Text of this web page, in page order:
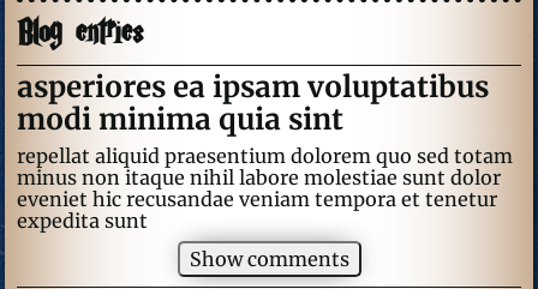
Blog entries
asperiores ea ipsam voluptatibus
modi minima quia sint
repellat aliquid praesentium dolorem quo sed totam
minus non itaque nihil labore molestiae sunt dolor
eveniet hic recusandae veniam tempora et tenetur
expedita sunt
Show comments